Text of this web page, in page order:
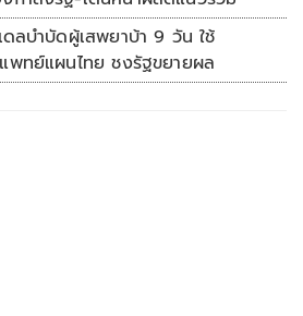
ดลบำบัดผู้เสพยาบ้า 9 วัน ใช้
พทย์แผนไทย ชงรัฐขยายผล